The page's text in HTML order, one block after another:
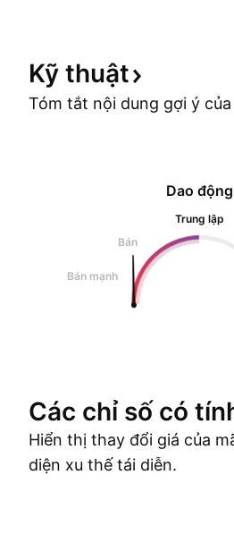
Kỹ thuật
Tóm tắt nội dung gợi ý
Dao động
Trung lập
Bán
Bán mạnh
Các chỉ số có
Hiển thị thay đổi giá của
diện xu thế tái diễn.